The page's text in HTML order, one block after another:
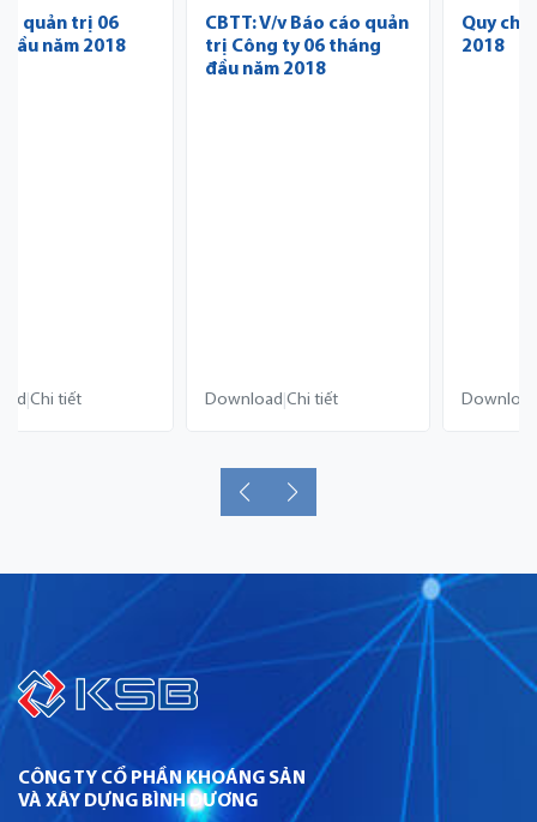
CBTT: V/v Báo cáo quản
trị Công ty 06 tháng
Download
Quy chế Quản trị nội bộ
2018
Download
CÔNG TY CỔ PHẦN KHOÁNG SẢN
VÀ XÂY DỰNG BÌNH DƯƠNG